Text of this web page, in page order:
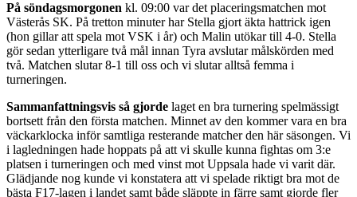
På söndagsmorgonen kl. 09:00 var det placeringsmatchen mot
Västerås SK. På tretton minuter har Stella gjort äkta hattrick igen
(hon gillar att spela mot VSK i år) och Malin utökar till 4-0. Stella
gör sedan ytterligare två mål innan Tyra avslutar målskörden med
två. Matchen slutar 8-1 till oss och vi slutar alltså femma i
turneringen.
Sammanfattningsvis så gjorde laget en bra turnering spelmässigt
bortsett från den första matchen. Minnet av den kommer vara en bra
väckarklocka inför samtliga resterande matcher den här säsongen. Vi
i lagledningen hade hoppats på att vi skulle kunna fightas om 3:e
platsen i turneringen och med vinst mot Uppsala hade vi varit där.
Glädjande nog kunde vi konstatera att vi spelade riktigt bra mot de
bästa F17-lagen i landet samt både släppte in färre samt gjorde fler